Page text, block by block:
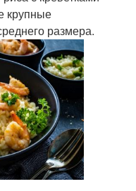
крупные
размера.